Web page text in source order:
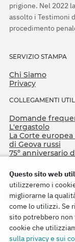
prigione. Nel 2022
assolto i Testimoni
procedimento
SERVIZIO STAMPA
Chi Siamo
Privacy
COLLEGAMENTI
Domande
L'ergastolo
La Corte
di Geova russi
75º anniversario
Copyright © 2026
Questo sito web
utilizzeremo i
migliorarne la
come lo utilizzi. Se
sito potrebbero non
cookie che
sulla privacy e sui